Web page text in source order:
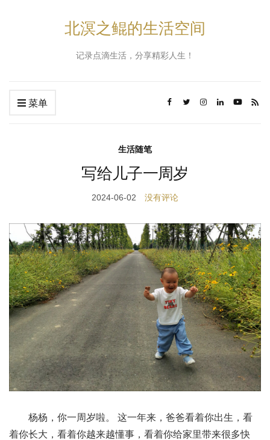
北溟之鲲的生活空间
记录点滴生活，分享精彩人生！
菜单
生活随笔
写给儿子一周岁
2024-06-02 没有评论
杨杨，你一周岁啦。 这一年来，爸爸看着你出生，看
着你长大，看着你越来越懂事，看着你给家里带来很多快